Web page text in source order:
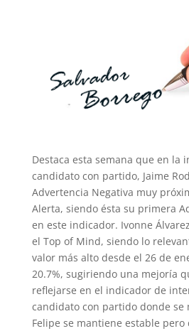
Destaca esta semana que en la
candidato con partido, Jaime
Advertencia Negativa muy
Alerta, siendo ésta su primera
en este indicador. Ivonne
el Top of Mind, siendo lo
valor más alto desde el 26 de
20.7%, sugiriendo una mejoría
reflejarse en el indicador de
candidato con partido donde se
Felipe se mantiene estable pero